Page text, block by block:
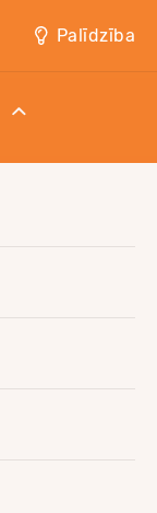
Palīdzība